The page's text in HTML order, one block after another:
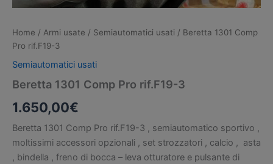
Home / Armi usate / Semiautomatici usati / Beretta 1301 Comp
Pro rif.F19-3
Semiautomatici usati
Beretta 1301 Comp Pro rif.F19-3
1.650,00€
Beretta 1301 Comp Pro rif.F19-3 , semiautomatico sportivo ,
moltissimi accessori opzionali , set strozzatori , calcio , asta
, bindella , freno di bocca – leva otturatore e pulsante di